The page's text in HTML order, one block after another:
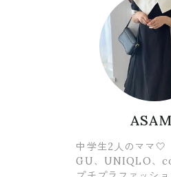
中学生2人のママ🤍
GU、UNIQLO、